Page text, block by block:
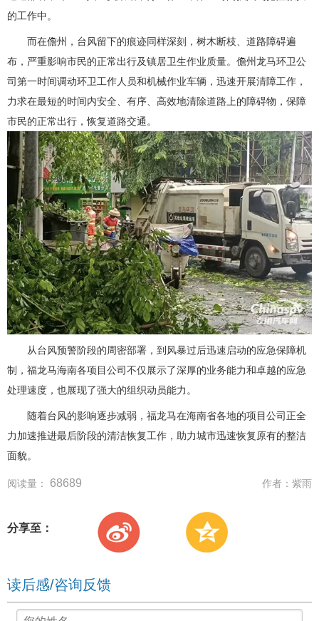
的工作中。
而在儋州，台风留下的痕迹同样深刻，树木断枝、道路障碍遍
布，严重影响市民的正常出行及镇居卫生作业质量。儋州龙马环卫公
司第一时间调动环卫工作人员和机械作业车辆，迅速开展清障工作，
力求在最短的时间内安全、有序、高效地清除道路上的障碍物，保障
市民的正常出行，恢复道路交通。
从台风预警阶段的周密部署，到风暴过后迅速启动的应急保障机
制，福龙马海南各项目公司不仅展示了深厚的业务能力和卓越的应急
处理速度，也展现了强大的组织动员能力。
随着台风的影响逐步减弱，福龙马在海南省各地的项目公司正全
力加速推进最后阶段的清洁恢复工作，助力城市迅速恢复原有的整洁
面貌。
阅读量： 68689 作者： 紫雨
分享至：
读后感/咨询反馈